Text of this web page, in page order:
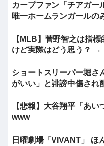
カープファン「チアガー
唯一ホームランガールの
【MLB】菅野智之は指
けど実際はどう思う？ →
ショートスリーパー堀さ
がいい」と誹謗中傷され
【悲報】大谷翔平「あい
www
日曜劇場「VIVANT」